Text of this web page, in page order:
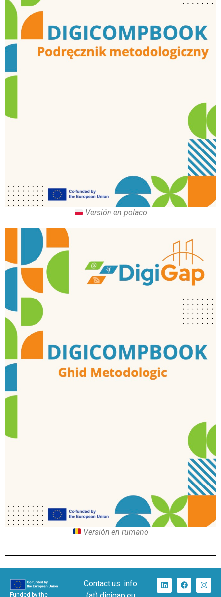
Versión en polaco
Versión en rumano
Funded by the
Contact us: info
(at) digigap.eu